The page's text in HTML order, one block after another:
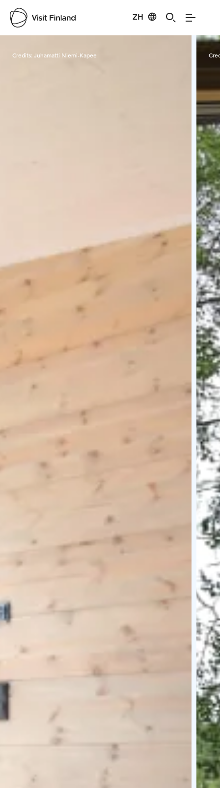
ZH
Credits: Juhamatti Niemi-Kapee